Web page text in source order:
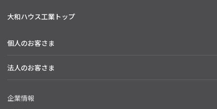
大和ハウス工業トップ
個人のお客さま
法人のお客さま
企業情報